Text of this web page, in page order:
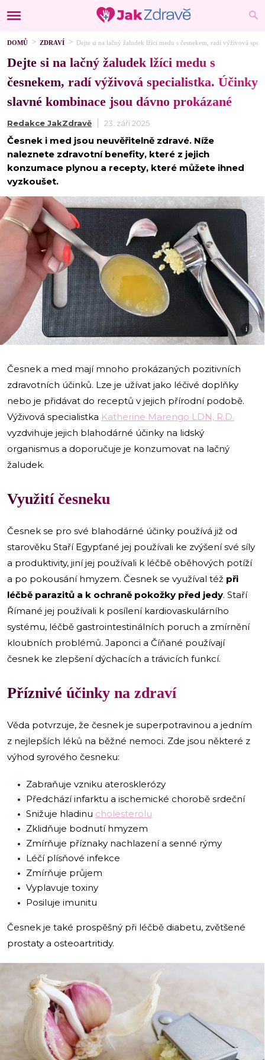
DOMŮ ZDRAVÍ Dejte si na lačný žaludek lžíci medu s česnekem, radí výživová
Dejte si na lačný žaludek lžíci medu s
česnekem, radí výživová specialistka. Účinky
slavné kombinace jsou dávno prokázané
Redakce JakZdravě 23. září 2025
Česnek i med jsou neuvěřitelně zdravé. Níže
naleznete zdravotní benefity, které z jejich
konzumace plynou a recepty, které můžete ihned
vyzkoušet.
i
Česnek a med mají mnoho prokázaných pozitivních
zdravotních účinků. Lze je užívat jako léčivé doplňky
nebo je přidávat do receptů v jejich přírodní podobě.
Výživová specialistka Katherine Marengo LDN, R.D.
vyzdvihuje jejich blahodárné účinky na lidský
organismus a doporučuje je konzumovat na lačný
žaludek.
Využití česneku
Česnek se pro své blahodárné účinky používá již od
starověku Staří Egypťané jej používali ke zvýšení své síly
a produktivity, jiní jej používali k léčbě oběhových potíží
a po pokousání hmyzem. Česnek se využíval též při
léčbě parazitů a k ochraně pokožky před jedy. Staří
Římané jej používali k posílení kardiovaskulárního
systému, léčbě gastrointestinálních poruch a zmírnění
kloubních problémů. Japonci a Číňané používají
česnek ke zlepšení dýchacích a trávicích funkcí.
Příznivé účinky na zdraví
Věda potvrzuje, že česnek je superpotravinou a jedním
z nejlepších léků na běžné nemoci. Zde jsou některé z
výhod syrového česneku:
Zabraňuje vzniku aterosklerózy
Předchází infarktu a ischemické chorobě srdeční
Snižuje hladinu cholesterolu
Zklidňuje bodnutí hmyzem
Zmírňuje příznaky nachlazení a senné rýmy
Léčí plísňové infekce
Zmírňuje průjem
Vyplavuje toxiny
Posiluje imunitu
Česnek je také prospěšný při léčbě diabetu, zvětšené
prostaty a osteoartritidy.